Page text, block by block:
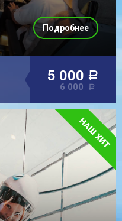
5 000 a
6 000 a
Подробнее